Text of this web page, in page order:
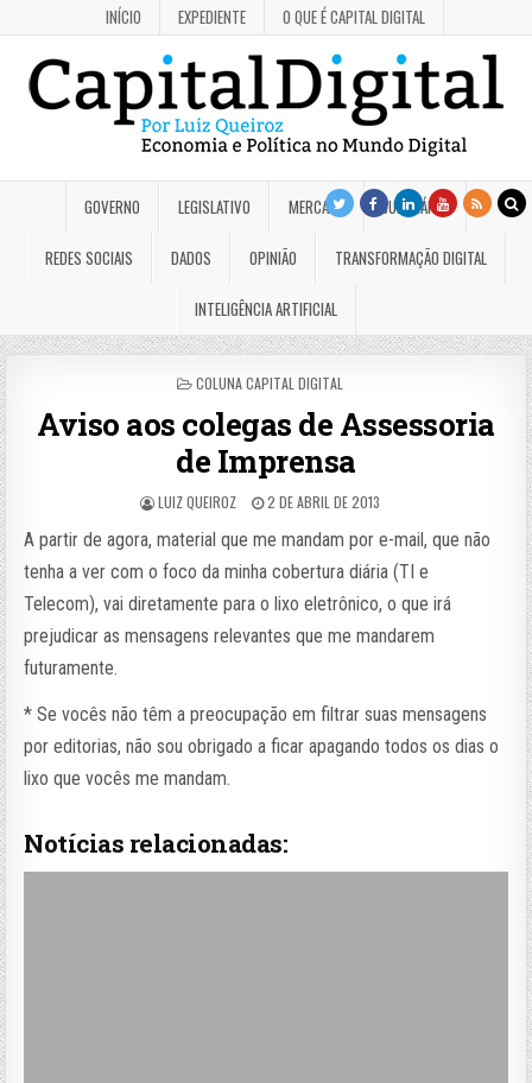
INÍCIO EXPEDIENTE O QUE É CAPITAL DIGITAL
GOVERNO LEGISLATIVO MERCADO JUDICIÁRIO
REDES SOCIAIS DADOS OPINIÃO TRANSFORMAÇÃO DIGITAL
INTELIGÊNCIA ARTIFICIAL
POSTED
COLUNA CAPITAL DIGITAL
Aviso aos colegas de Assessoria
de Imprensa
LUIZ QUEIROZ 2 DE ABRIL DE 2013
A partir de agora, material que me mandam por e-mail, que não
tenha a ver com o foco da minha cobertura diária (TI e
Telecom), vai diretamente para o lixo eletrônico, o que irá
prejudicar as mensagens relevantes que me mandarem
futuramente.
* Se vocês não têm a preocupação em filtrar suas mensagens
por editorias, não sou obrigado a ficar apagando todos os dias o
lixo que vocês me mandam.
Notícias relacionadas: